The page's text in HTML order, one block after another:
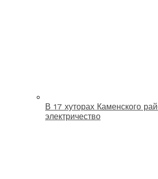
В 17 хуторах Каменского
электричество